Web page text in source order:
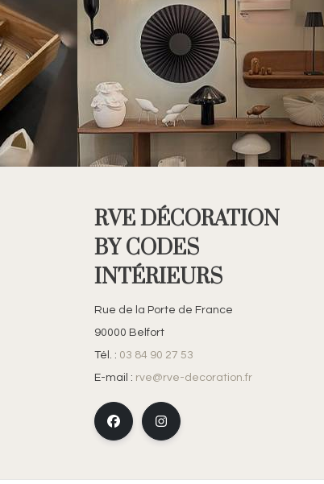
RVE DÉCORATION
BY CODES
INTÉRIEURS
Rue de la Porte de France
90000 Belfort
Tél. : 03 84 90 27 53
E-mail : rve@rve-decoration.fr